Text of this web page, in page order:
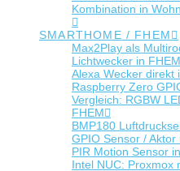
Kombination in
SMARTHOME / FHEM
Max2Play als
Lichtwecker in
Alexa Wecker direkt
Raspberry Zero
Vergleich: RGBW
FHEM
BMP180
GPIO Sensor /
PIR Motion Sensor
Intel NUC: Proxmox